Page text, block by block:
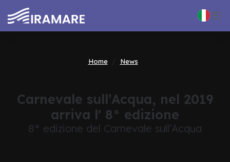

Home News
Carnevale sull’Acqua, nel 2019
arriva l' 8° edizione
8° edizione del Carnevale sull’Acqua